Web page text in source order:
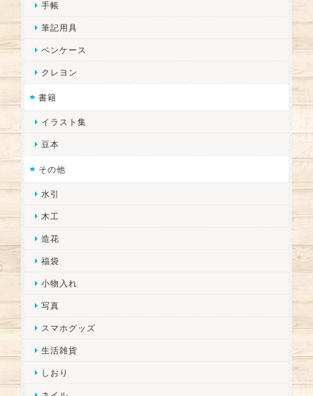
手帳
筆記用具
ペンケース
クレヨン
書籍
イラスト集
豆本
その他
水引
木工
造花
福袋
小物入れ
写真
スマホグッズ
生活雑貨
しおり